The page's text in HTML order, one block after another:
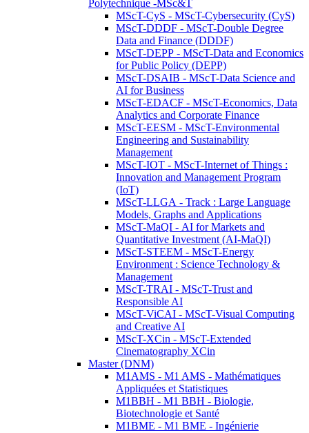
Polytechnique -MSc&T
MScT-CyS - MScT-Cybersecurity (CyS)
MScT-DDDF - MScT-Double Degree
Data and Finance (DDDF)
MScT-DEPP - MScT-Data and Economics
for Public Policy (DEPP)
MScT-DSAIB - MScT-Data Science and
AI for Business
MScT-EDACF - MScT-Economics, Data
Analytics and Corporate Finance
MScT-EESM - MScT-Environmental
Engineering and Sustainability
Management
MScT-IOT - MScT-Internet of Things :
Innovation and Management Program
(IoT)
MScT-LLGA - Track : Large Language
Models, Graphs and Applications
MScT-MaQI - AI for Markets and
Quantitative Investment (AI-MaQI)
MScT-STEEM - MScT-Energy
Environment : Science Technology &
Management
MScT-TRAI - MScT-Trust and
Responsible AI
MScT-ViCAI - MScT-Visual Computing
and Creative AI
MScT-XCin - MScT-Extended
Cinematography XCin
Master (DNM)
M1AMS - M1 AMS - Mathématiques
Appliquées et Statistiques
M1BBH - M1 BBH - Biologie,
Biotechnologie et Santé
M1BME - M1 BME - Ingénierie